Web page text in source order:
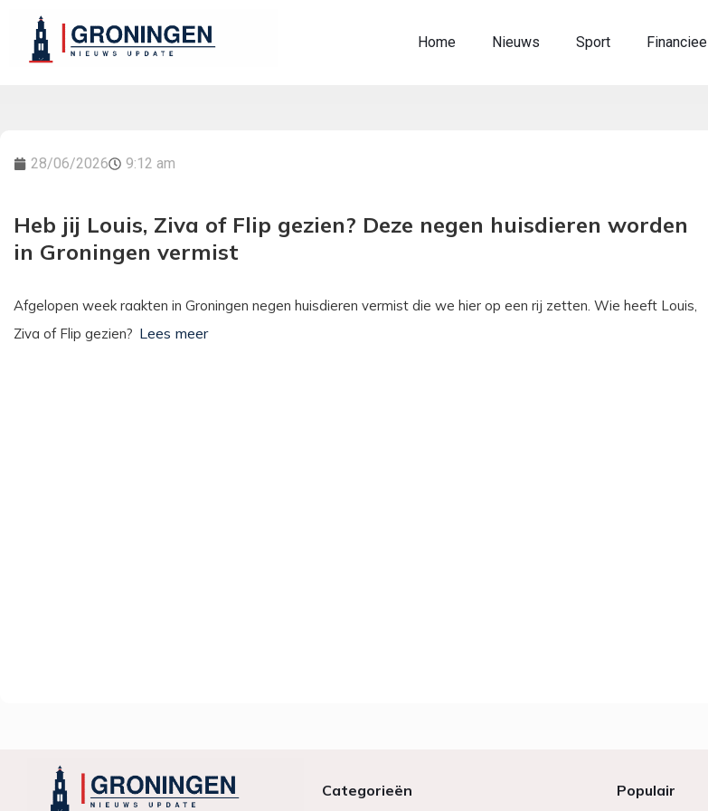
Home Nieuws Sport Financieel
28/06/2026 9:12 am
Heb jij Louis, Ziva of Flip gezien? Deze negen huisdieren worden
in Groningen vermist
Afgelopen week raakten in Groningen negen huisdieren vermist die we hier op een rij zetten. Wie heeft Louis,
Ziva of Flip gezien?
Categorieën Populair